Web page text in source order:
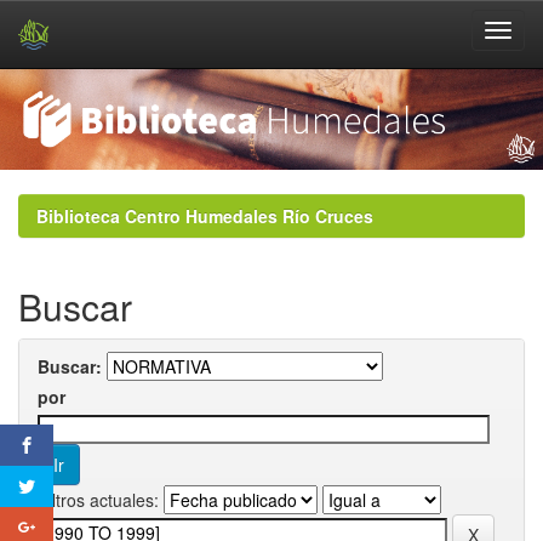
navigationBiblioteca Centro Humedales Río Cruces
Buscar
Buscar:
por
Filtros actuales: